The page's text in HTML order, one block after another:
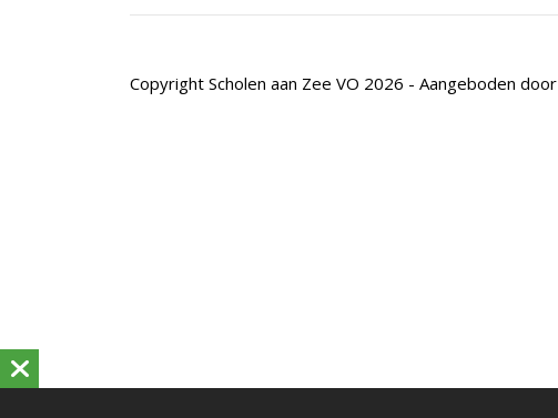
Copyright Scholen aan Zee VO 2026 - Aangeboden door